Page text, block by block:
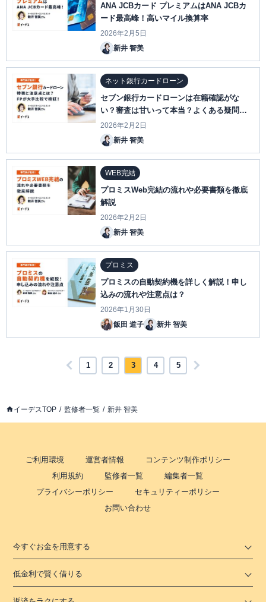
ANA JCBカード プレミアムはANA JCBカ
ード最高峰！高いマイル換算率
2026年2月5日
新井 智美
ネット銀行カードローン
セブン銀行カードローンは在籍確認がな
い？審査は甘いって本当？よくある疑問を
FPが解説
2026年2月2日
新井 智美
WEB完結
プロミスWeb完結の流れや必要書類を徹底
解説
2026年2月2日
新井 智美
プロミス
プロミスの自動契約機を詳しく解説！申し
込みの流れや注意点は？
2026年1月30日
飯田 道子
新井 智美
1 2 3 4 5
イーデスTOP 監修者一覧 新井 智美
ご利用環境 運営者情報
コンテンツ制作ポリシー
利用規約
監修者一覧
編集者一覧
プライバシーポリシー
セキュリティーポリシー
お問い合わせ
今すぐお金を用意する
低金利で賢く借りる